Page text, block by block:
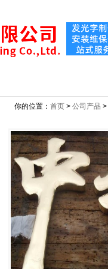
你的位置： 首页 > 公司产品 >